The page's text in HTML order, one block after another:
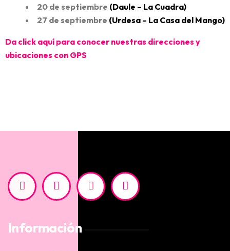
20 de septiembre (Daule – La Cuadra)
27 de septiembre (Urdesa – La Casa del Mango)
Da click aquí para conocer nuestras direcciones y
ubicaciones con GPS
Información